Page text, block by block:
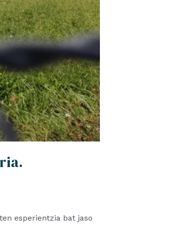
esperientzia bat jaso